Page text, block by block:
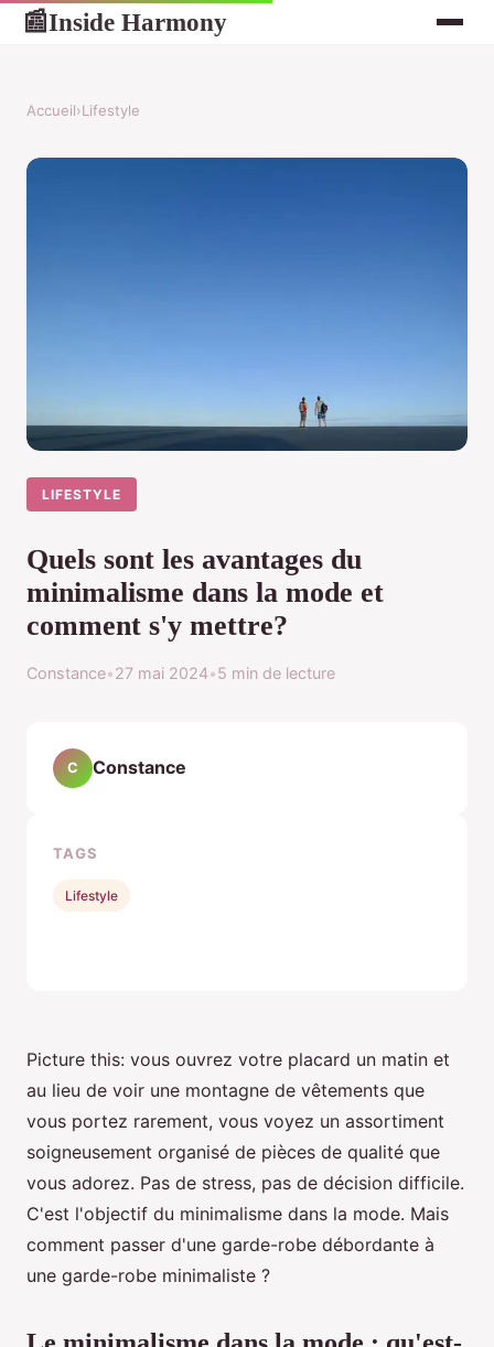
📰Inside Harmony
Accueil›Lifestyle
LIFESTYLE
Quels sont les avantages du
minimalisme dans la mode et
comment s'y mettre?
Constance•27 mai 2024•5 min de lecture
Picture this: vous ouvrez votre placard un matin et
au lieu de voir une montagne de vêtements que
vous portez rarement, vous voyez un assortiment
soigneusement organisé de pièces de qualité que
vous adorez. Pas de stress, pas de décision difficile.
C'est l'objectif du minimalisme dans la mode. Mais
comment passer d'une garde-robe débordante à
une garde-robe minimaliste ?
C Constance
TAGS
Lifestyle